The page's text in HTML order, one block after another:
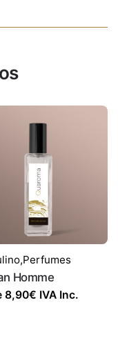
,Perfumes
Homme
8,90€ IVA Inc.